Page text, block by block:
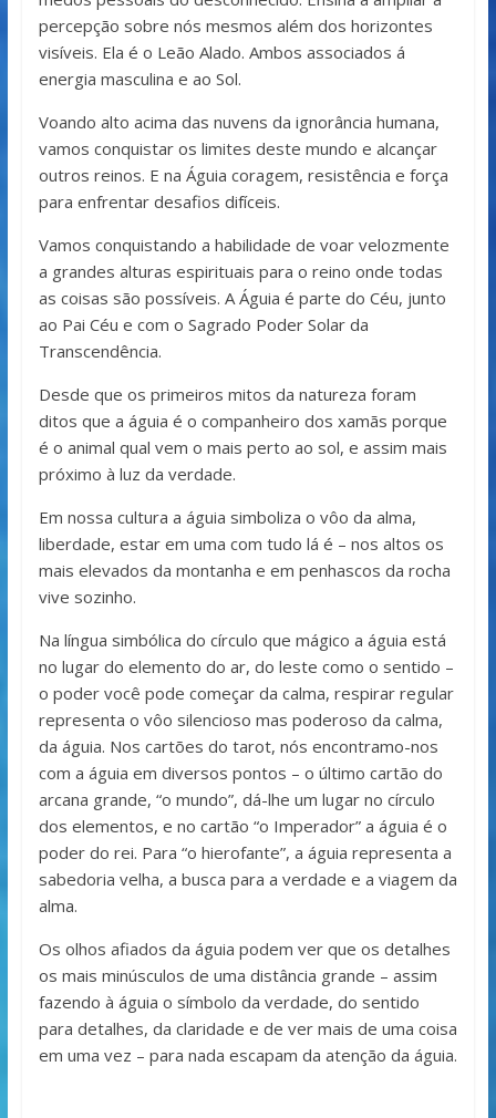
percepção sobre nós mesmos além dos horizontes
visíveis. Ela é o Leão Alado. Ambos associados á
energia masculina e ao Sol.
Voando alto acima das nuvens da ignorância humana,
vamos conquistar os limites deste mundo e alcançar
outros reinos. E na Águia coragem, resistência e força
para enfrentar desafios difíceis.
Vamos conquistando a habilidade de voar velozmente
a grandes alturas espirituais para o reino onde todas
as coisas são possíveis. A Águia é parte do Céu, junto
ao Pai Céu e com o Sagrado Poder Solar da
Transcendência.
Desde que os primeiros mitos da natureza foram
ditos que a águia é o companheiro dos xamãs porque
é o animal qual vem o mais perto ao sol, e assim mais
próximo à luz da verdade.
Em nossa cultura a águia simboliza o vôo da alma,
liberdade, estar em uma com tudo lá é – nos altos os
mais elevados da montanha e em penhascos da rocha
vive sozinho.
Na língua simbólica do círculo que mágico a águia está
no lugar do elemento do ar, do leste como o sentido –
o poder você pode começar da calma, respirar regular
representa o vôo silencioso mas poderoso da calma,
da águia. Nos cartões do tarot, nós encontramo-nos
com a águia em diversos pontos – o último cartão do
arcana grande, “o mundo”, dá-lhe um lugar no círculo
dos elementos, e no cartão “o Imperador” a águia é o
poder do rei. Para “o hierofante”, a águia representa a
sabedoria velha, a busca para a verdade e a viagem da
alma.
Os olhos afiados da águia podem ver que os detalhes
os mais minúsculos de uma distância grande – assim
fazendo à águia o símbolo da verdade, do sentido
para detalhes, da claridade e de ver mais de uma coisa
em uma vez – para nada escapam da atenção da águia.